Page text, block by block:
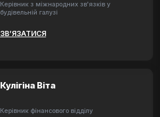
Керівник з міжнародних зв'язків у
будівельній галузі
ЗВ’ЯЗАТИСЯ
Кулігіна Віта
Керівник фінансового відділу